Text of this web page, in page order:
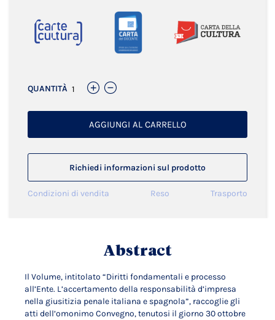
QUANTITÀ
AGGIUNGI AL CARRELLO
Richiedi informazioni sul prodotto
Condizioni di vendita Reso Trasporto
Abstract
Il Volume, intitolato “Diritti fondamentali e processo
all’Ente. L’accertamento della responsabilità d’impresa
nella giusitizia penale italiana e spagnola”, raccoglie gli
atti dell’omonimo Convegno, tenutosi il giorno 30 ottobre